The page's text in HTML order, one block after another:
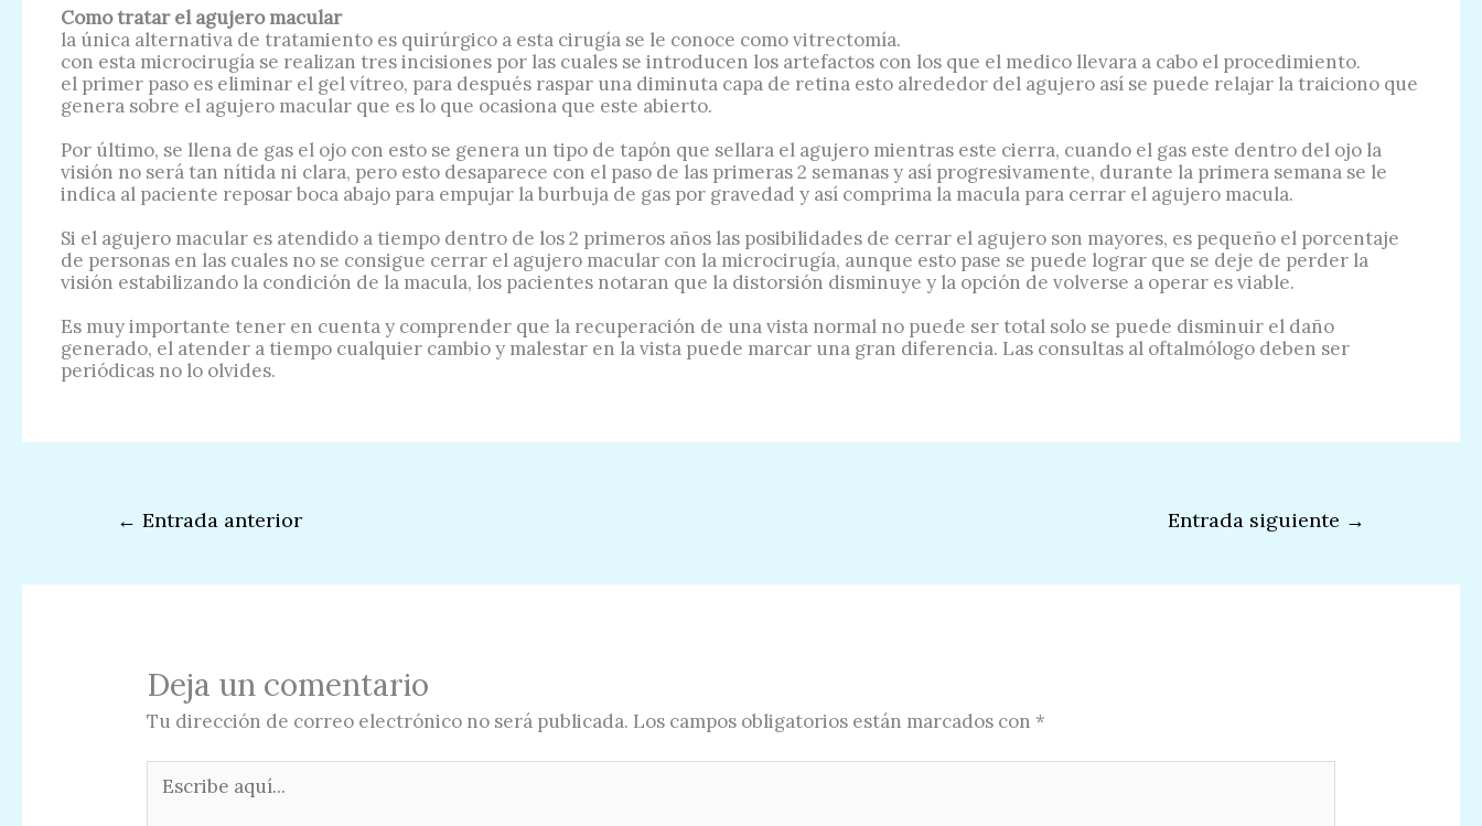
Como tratar el agujero macular
la única alternativa de tratamiento es quirúrgico a esta cirugía se le conoce como vitrectomía.
con esta microcirugía se realizan tres incisiones por las cuales se introducen los artefactos con los que el medico llevara a cabo el procedimiento.
el primer paso es eliminar el gel vítreo, para después raspar una diminuta capa de retina esto alrededor del agujero así se puede relajar la traiciono que
genera sobre el agujero macular que es lo que ocasiona que este abierto.
Por último, se llena de gas el ojo con esto se genera un tipo de tapón que sellara el agujero mientras este cierra, cuando el gas este dentro del ojo la
visión no será tan nítida ni clara, pero esto desaparece con el paso de las primeras 2 semanas y así progresivamente, durante la primera semana se le
indica al paciente reposar boca abajo para empujar la burbuja de gas por gravedad y así comprima la macula para cerrar el agujero macula.
Si el agujero macular es atendido a tiempo dentro de los 2 primeros años las posibilidades de cerrar el agujero son mayores, es pequeño el porcentaje
de personas en las cuales no se consigue cerrar el agujero macular con la microcirugía, aunque esto pase se puede lograr que se deje de perder la
visión estabilizando la condición de la macula, los pacientes notaran que la distorsión disminuye y la opción de volverse a operar es viable.
Es muy importante tener en cuenta y comprender que la recuperación de una vista normal no puede ser total solo se puede disminuir el daño
generado, el atender a tiempo cualquier cambio y malestar en la vista puede marcar una gran diferencia. Las consultas al oftalmólogo deben ser
periódicas no lo olvides.
← Entrada anterior Entrada siguiente →
Deja un comentario
Tu dirección de correo electrónico no será publicada. Los campos obligatorios están marcados con *
Escribe
aquí...